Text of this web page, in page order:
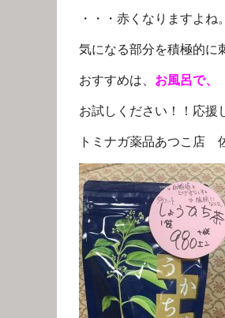
・・・赤くなりますよね。
気になる部分を積極的に
おすすめは、 お風呂で、
お試しください！！応援
トミナガ薬品あつこ店